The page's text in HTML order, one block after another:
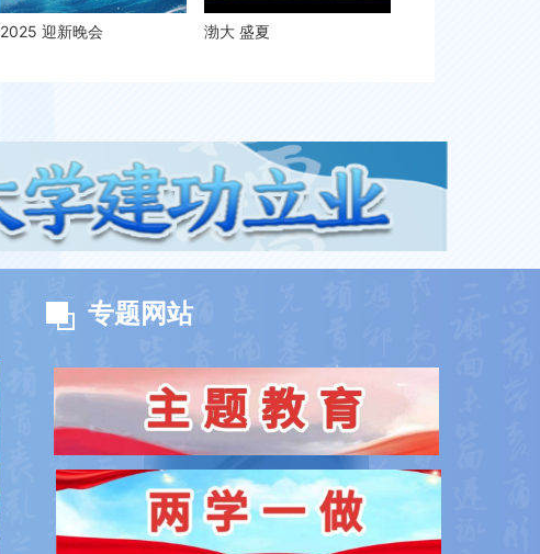
2025-11
2025 迎新晚会 2025-11
渤大 盛夏
专题网站
暂无数据